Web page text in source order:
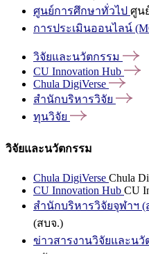
ศูนย์การศึกษาทั่วไป ศูน
การประเมินออนไลน์
วิจัยและนวัตกรรม
CU Innovation Hub
Chula DigiVerse
สำนักบริหารวิจัย
ทุนวิจัย
วิจัยและนวัตกรรม
Chula DigiVerse Chula
CU Innovation Hub CU
สำนักบริหารวิจัยจุฬาฯ (
(สบจ.)
ข่าวสารงานวิจัยและนวั